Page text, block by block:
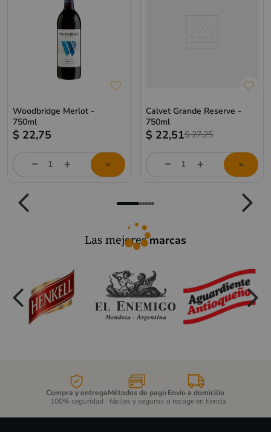
Woodbridge Merlot -
750ml
$ 22,75
Cantidad
Calvet Grande Reserve -
750ml
$27,25
$ 22,51
Cantidad
Las mejoresmarcas
Compra y entrega
100% seguridad
Métodos de pago
fáciles y seguros
Envío a domicilio
o recoge en tienda